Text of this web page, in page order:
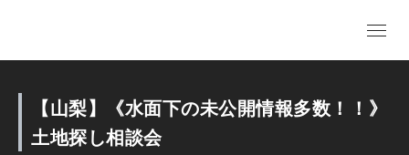
【山梨】《水面下の未公開情報多数！！》
土地探し相談会